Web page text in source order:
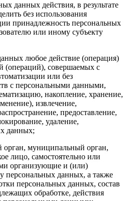
данных действия, в результате
без использования
принадлежность персональных
или иному субъекту
любое действие (операция)
(операций), совершаемых с
или без
с персональными данными,
накопление, хранение,
извлечение,
предоставление,
удаление,
данных;
орган, муниципальный орган,
лицо, самостоятельно или
организующие и (или)
персональных данных, а также
персональных данных, состав
обработке, действия